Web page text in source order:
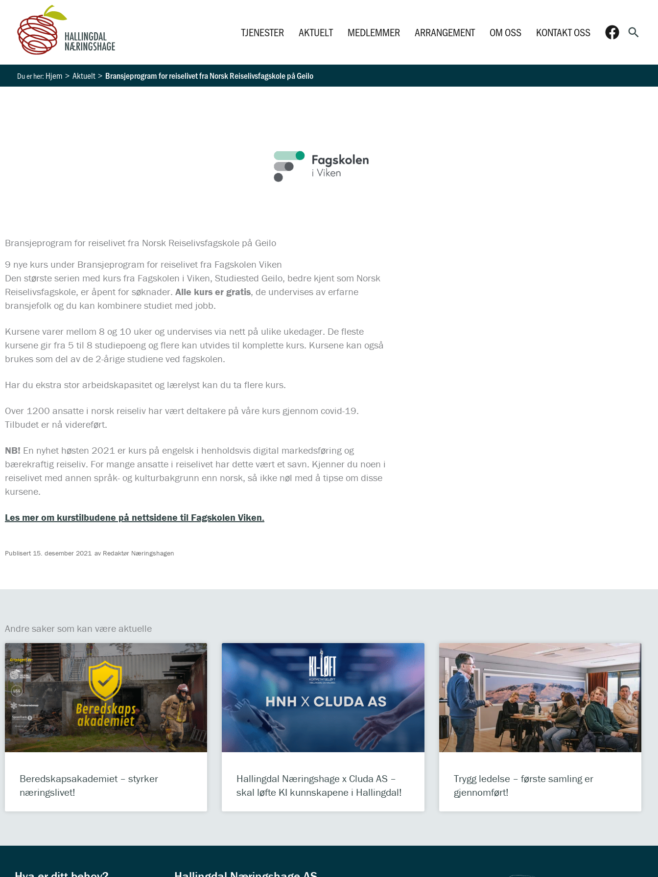
innholdet
TJENESTER AKTUELT MEDLEMMER ARRANGEMENT OM OSS KONTAKT OSS Søk
Hjem Aktuelt Bransjeprogram for reiselivet fra Norsk Reiselivsfagskole på Geilo
Bransjeprogram for reiselivet fra Norsk Reiselivsfagskole på Geilo
9 nye kurs under Bransjeprogram for reiselivet fra Fagskolen Viken
Den største serien med kurs fra Fagskolen i Viken, Studiested Geilo, bedre kjent som Norsk
Reiselivsfagskole, er åpent for søknader. Alle kurs er gratis, de undervises av erfarne
bransjefolk og du kan kombinere studiet med jobb.
Kursene varer mellom 8 og 10 uker og undervises via nett på ulike ukedager. De fleste
kursene gir fra 5 til 8 studiepoeng og flere kan utvides til komplette kurs. Kursene kan også
brukes som del av de 2-årige studiene ved fagskolen.
Har du ekstra stor arbeidskapasitet og lærelyst kan du ta flere kurs.
Over 1200 ansatte i norsk reiseliv har vært deltakere på våre kurs gjennom covid-19.
Tilbudet er nå videreført.
NB! En nyhet høsten 2021 er kurs på engelsk i henholdsvis digital markedsføring og
bærekraftig reiseliv. For mange ansatte i reiselivet har dette vært et savn. Kjenner du noen i
reiselivet med annen språk- og kulturbakgrunn enn norsk, så ikke nøl med å tipse om disse
kursene.
Les mer om kurstilbudene på nettsidene til Fagskolen Viken.
Publisert 15. desember 2021 av Redaktør Næringshagen
Andre saker som kan være aktuelle
Beredskapsakademiet – styrker
næringslivet!
Hallingdal Næringshage x Cluda AS –
skal løfte KI kunnskapene i Hallingdal!
Trygg ledelse – første samling er
gjennomført!